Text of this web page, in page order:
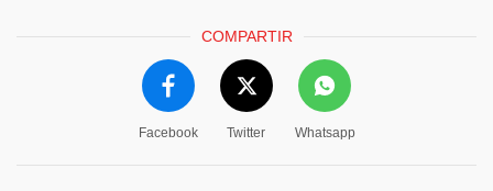
COMPARTIR
Facebook Twitter Whatsapp